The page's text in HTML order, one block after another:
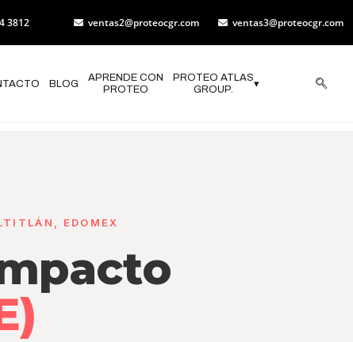
3812 ventas2@proteocgr.com ventas3@proteocgr.com
BLOG
APRENDE CON
PROTEO
PROTEO ATLAS
GROUP.
▾
EDOMEX